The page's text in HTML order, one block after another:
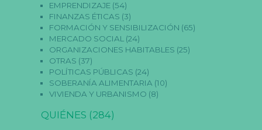
EMPRENDIZAJE(54)
FINANZAS ÉTICAS (3)
FORMACIÓN Y SENSIBILIZACIÓN (65)
MERCADO SOCIAL(24)
ORGANIZACIONES HABITABLES (25)
OTRAS (37)
POLÍTICAS PÚBLICAS (24)
SOBERANÍA ALIMENTARIA (10)
VIVIENDA Y URBANISMO (8)
QUIÉNES (284)
s
a
a
st
a
s